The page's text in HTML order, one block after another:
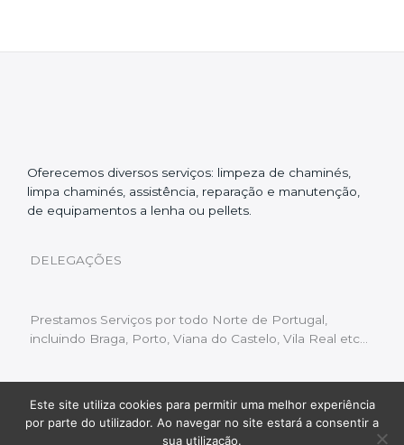
Oferecemos diversos serviços: limpeza de chaminés,
limpa chaminés, assistência, reparação e manutenção,
de equipamentos a lenha ou pellets.
DELEGAÇÕES
Prestamos Serviços por todo Norte de Portugal,
incluindo Braga, Porto, Viana do Castelo, Vila Real etc…
Livro de Reclamações | Política de Privacidade
Copyright © 2022 Limpeza Chaminés | Desenvolvido
Este site utiliza cookies para permitir uma melhor experiência
por parte do utilizador. Ao navegar no site estará a consentir a
sua utilização.